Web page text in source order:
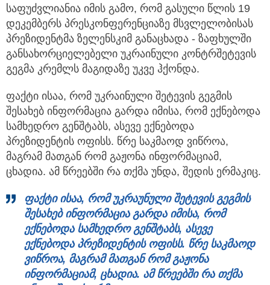
საფუძვლიანია იმის გამო, რომ გასული წლის 19
დეკემბერს პრესკონფერენციაზე მსვლელობისას
პრეზიდენტმა ზელენსკიმ განაცხადა - ზაფხულში
განსახორციელებელი უკრაინული კონტრშეტევის
გეგმა კრემლს მაგიდაზე უკვე ჰქონდა.
ფაქტი ისაა, რომ უკრაინული შეტევის გეგმის
შესახებ ინფორმაცია გარდა იმისა, რომ ექნებოდა
სამხედრო გენშტაბს, ასევე ექნებოდა
პრეზიდენტის ოფისს. წრე საკმაოდ ვიწროა,
მაგრამ მათგან რომ გაჟონა ინფორმაციამ,
ცხადია. ამ წრეებში რა თქმა უნდა, შედის ერმაკიც.
ფაქტი ისაა, რომუკრაუნული შეტევის გეგმის
შესახებ ინფორმაცია გარდა იმისა, რომ
ექნებოდა სამხედრო გენშტაბს, ასევე
ექნებოდა პრეზიდენტის ოფისს. წრე საკმაოდ
ვიწროა, მაგრამმათგან რომგაჟონა
ინფორმაციამ, ცხადია. ამწრეებში რა თქმა